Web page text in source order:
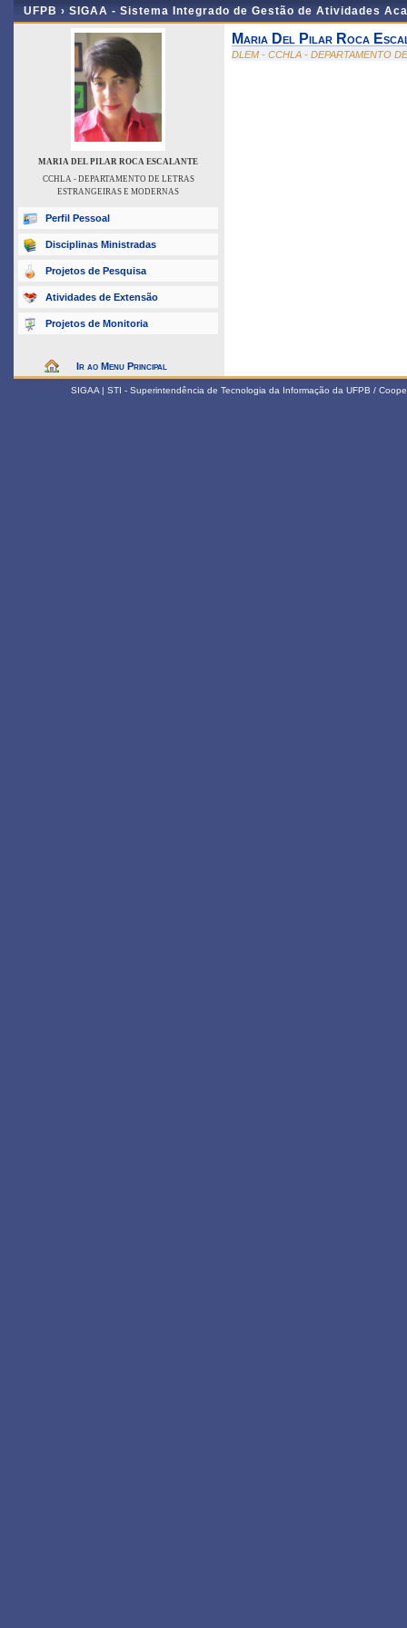
UFPB › SIGAA - Sistema Integrado de Gestão de Atividades
MARIA DEL PILAR ROCA ESCALANTE
CCHLA - DEPARTAMENTO DE LETRAS
ESTRANGEIRAS E MODERNAS
Perfil Pessoal
Disciplinas Ministradas
Projetos de Pesquisa
Atividades de Extensão
Projetos de Monitoria
Ir ao Menu Principal
Maria Del Pilar Roca
DLEM - CCHLA - DEPARTAMENTO
SIGAA | STI - Superintendência de Tecnologia da Informação da UFPB /